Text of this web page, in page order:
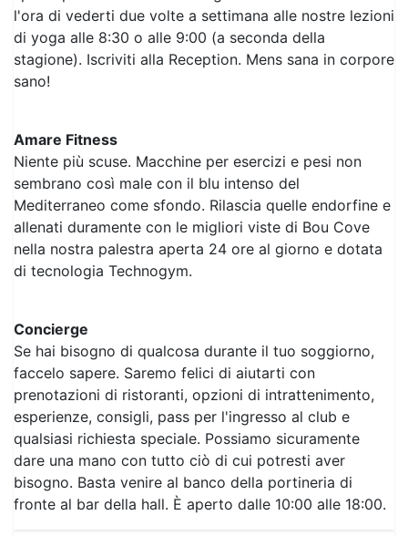
l'ora di vederti due volte a settimana alle nostre lezioni
di yoga alle 8:30 o alle 9:00 (a seconda della
stagione). Iscriviti alla Reception. Mens sana in corpore
sano!
Amare Fitness
Niente più scuse. Macchine per esercizi e pesi non
sembrano così male con il blu intenso del
Mediterraneo come sfondo. Rilascia quelle endorfine e
allenati duramente con le migliori viste di Bou Cove
nella nostra palestra aperta 24 ore al giorno e dotata
di tecnologia Technogym.
Concierge
Se hai bisogno di qualcosa durante il tuo soggiorno,
faccelo sapere. Saremo felici di aiutarti con
prenotazioni di ristoranti, opzioni di intrattenimento,
esperienze, consigli, pass per l'ingresso al club e
qualsiasi richiesta speciale. Possiamo sicuramente
dare una mano con tutto ciò di cui potresti aver
bisogno. Basta venire al banco della portineria di
fronte al bar della hall. È aperto dalle 10:00 alle 18:00.